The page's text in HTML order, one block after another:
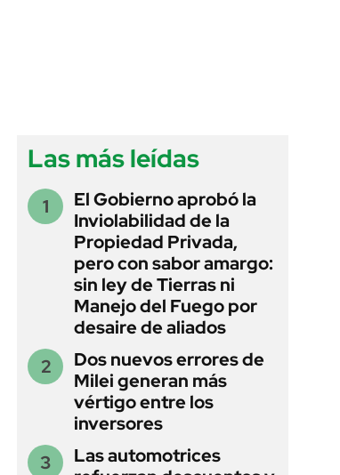
Las más leídas
El Gobierno aprobó la
Inviolabilidad de la
Propiedad Privada,
pero con sabor amargo:
sin ley de Tierras ni
Manejo del Fuego por
desaire de aliados
Dos nuevos errores de
Milei generan más
vértigo entre los
inversores
Las automotrices